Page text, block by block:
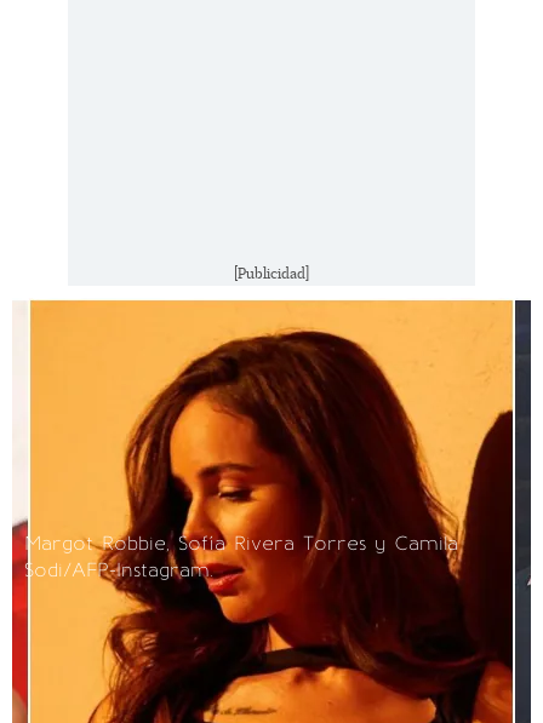
[Publicidad]
Margot Robbie, Sofía Rivera Torres y Camila
Sodi/AFP-Instagram.